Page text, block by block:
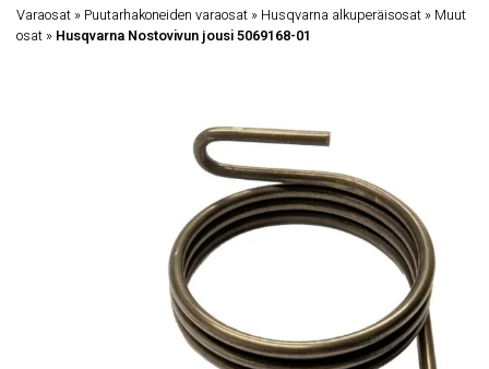
Varaosat » Puutarhakoneiden varaosat » Husqvarna alkuperäisosat » Muut
osat » Husqvarna Nostovivun jousi 5069168-01